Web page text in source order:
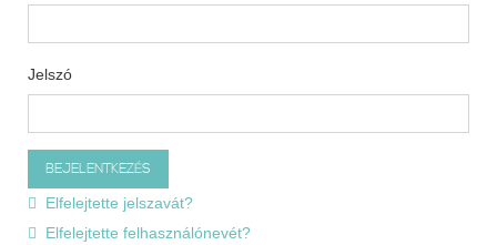
Jelszó
Elfelejtette jelszavát?
Elfelejtette felhasználónevét?